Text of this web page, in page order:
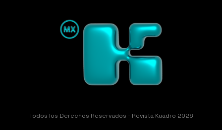
Todos los Derechos Reservados - Revista Kuadro 2026